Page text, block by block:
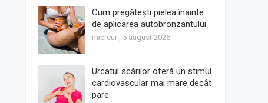
Cum pregătești pielea înainte
de aplicarea autobronzantului
miercuri, 5 august 2026
Urcatul scărilor oferă un stimul
cardiovascular mai mare decât
pare